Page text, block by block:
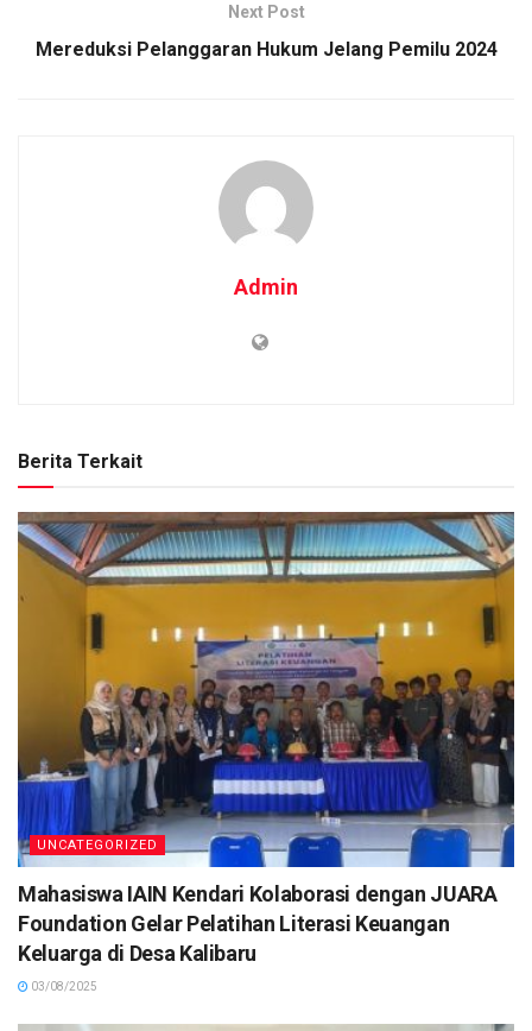
Next Post
Mereduksi Pelanggaran Hukum Jelang Pemilu 2024
Admin
Berita Terkait
UNCATEGORIZED
Mahasiswa IAIN Kendari Kolaborasi dengan JUARA
Foundation Gelar Pelatihan Literasi Keuangan
Keluarga di Desa Kalibaru
03/08/2025